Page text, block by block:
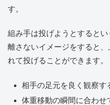
す。
組み手は投げようとすると
離さないイメージをすると
れて投げることができます。
相手の足元を良く観察す
体重移動の瞬間に合わせ